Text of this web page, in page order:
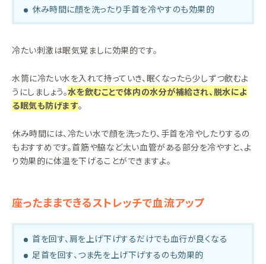
休み時間に顔を洗ったり手首を冷やすのも効果的
冷たい刺激は眠気覚ましに効果的です。
水筒に冷たい水を入れて持っていき、眠くなったら少しずつ飲むよ
うにしましょう。水を飲むことで体内の水分が補給され、脱水によ
る眠気も防げます。
休み時間には、冷たい水で顔を洗ったり、手首を冷やしたりするの
もおすすめです。首筋や脇など太い血管がある部分を冷やすと、よ
り効果的に体温を下げることができますよ。
座ったままできるストレッチで血流アップ
首を回す、肩を上げ下げするだけでも血行が良くなる
足首を回す、つま先を上げ下げするのも効果的